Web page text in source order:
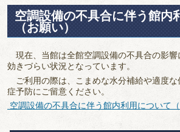
空調設備の不具合に伴う館内
（お願い）
現在、当館は全館空調設備の不具合の影響
効きづらい状況となっています。
ご利用の際は、こまめな水分補給や適度な
症予防にご留意ください。
空調設備の不具合に伴う館内利用について（